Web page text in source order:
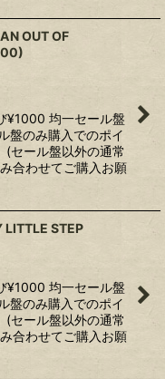
OUT OF
¥1000 均一セール盤
盤のみ購入でのポイ
セール盤以外の通常
合わせてご購入お願
LITTLE STEP
¥1000 均一セール盤
盤のみ購入でのポイ
セール盤以外の通常
合わせてご購入お願